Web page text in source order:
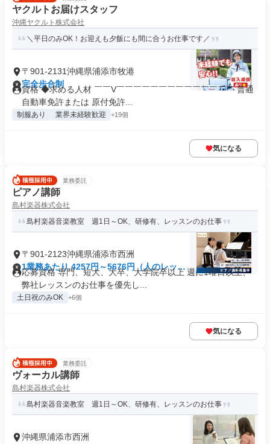
ヤクルトお届けスタッフ
沖縄ヤクルト株式会社
＼平日のみOK！お迎えも夕飯にも間に合うお仕事です／
〒901-2131沖縄県浦添市牧港
完全歩合制
資格 ◆求める人材 ￣￣V￣￣￣￣￣￣￣￣￣￣￣￣￣￣ 普通
自動車免許または 原付免許...
制服あり 業界未経験歓迎 +19個
気になる
業務委託
ピアノ講師
島村楽器株式会社
島村楽器音楽教室 週1日～OK、研修有、レッスンのお仕事
〒901-2123沖縄県浦添市西洲
1業務あたり 4257円～5676円（人のレッス
ン 90分）
応募資格 専門、短大、大卒、大学院卒以上 週に1曜日以上、
弊社レッスンのお仕事を優先し...
土日祝のみOK +6個
気になる
業務委託
ヴォーカル講師
島村楽器株式会社
島村楽器音楽教室 週1日～OK、研修有、レッスンのお仕事
沖縄県浦添市西洲